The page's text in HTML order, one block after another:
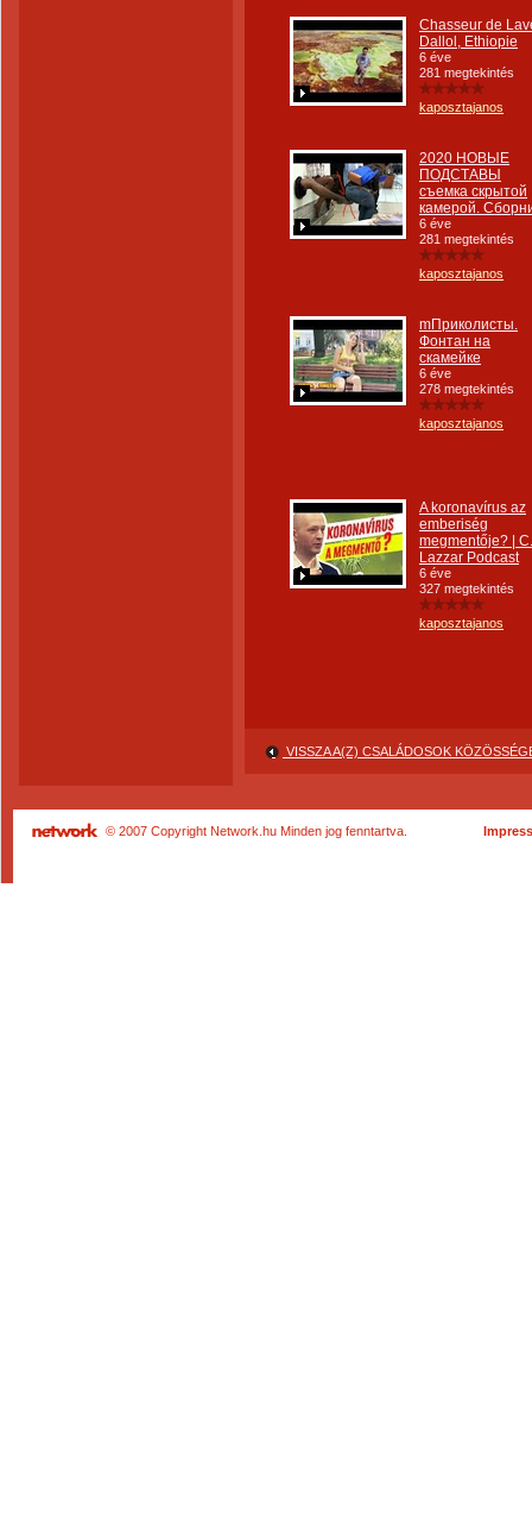
Chasseur de
Dallol, Ethiopie
6 éve
281 megtekintés
kaposztajanos
2020 НОВЫЕ
ПОДСТАВЫ
съемка скрытой
камерой.
6 éve
281 megtekintés
kaposztajanos
mПриколисты.
Фонтан на
скамейке
6 éve
278 megtekintés
kaposztajanos
A koronavírus az
emberiség
megmentője? |
Lazzar Podcast
6 éve
327 megtekintés
kaposztajanos
VISSZA A(Z) CSALÁDOSOK
© 2007 Copyright Network.hu Minden jog fenntartva.